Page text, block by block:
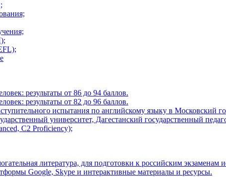
результаты от 86 до 94 баллов.
результаты от 82 до 96 баллов.
испытания по английскому языку в Московский
университет, Дагестанский государственный
C2 Proficiency);
литература, для подготовки к российским
Google, Skype и интерактивные материалы и ресурсы.